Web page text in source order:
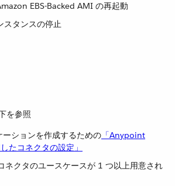
EBS-Backed AMI の再起動
スタンスの停止
を参照
ションを作成するための​ 「Anypoint
たコネクタの設定」
ネクタのユースケースが 1 つ以上用意され